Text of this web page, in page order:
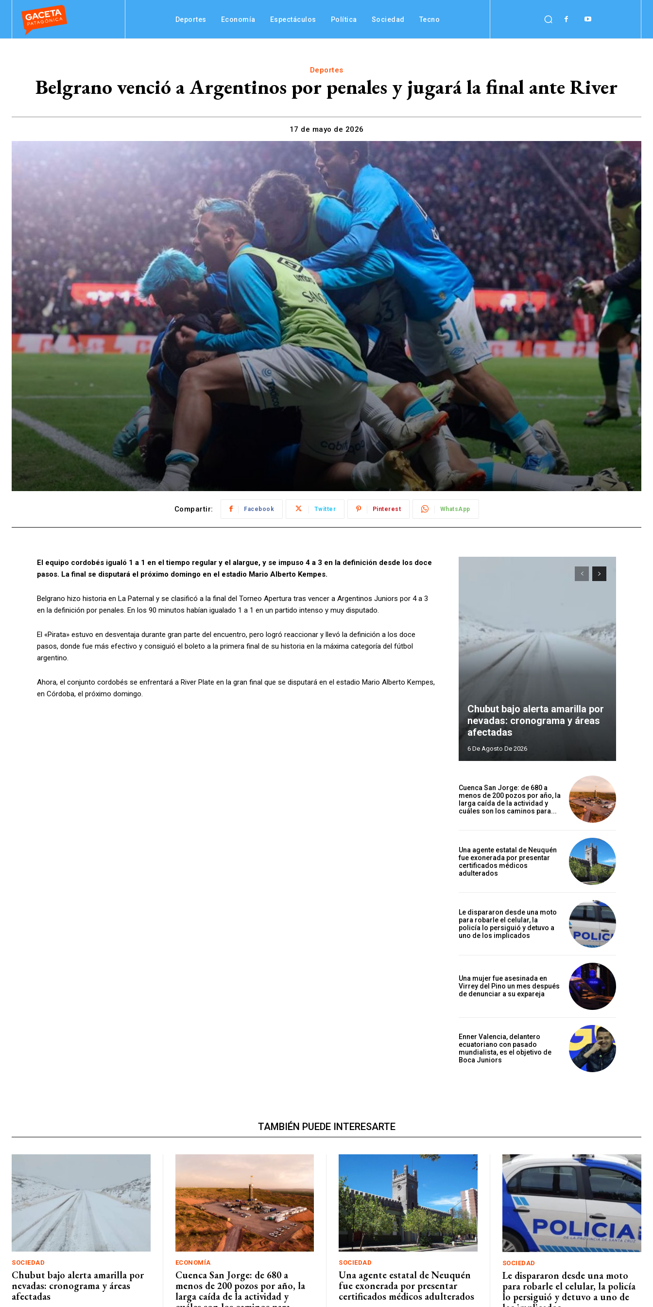
Deportes Economía Espectáculos Política Sociedad Tecno
Deportes
Belgrano venció a Argentinos por penales y jugará la final ante River
17 de mayo de 2026
Compartir: Facebook Twitter Pinterest WhatsApp
El equipo cordobés igualó 1 a 1 en el tiempo regular y el alargue, y se impuso 4 a 3 en la definición desde los doce
pasos. La final se disputará el próximo domingo en el estadio Mario Alberto Kempes.
Belgrano hizo historia en La Paternal y se clasificó a la final del Torneo Apertura tras vencer a Argentinos Juniors por 4 a 3
en la definición por penales. En los 90 minutos habían igualado 1 a 1 en un partido intenso y muy disputado.
El «Pirata» estuvo en desventaja durante gran parte del encuentro, pero logró reaccionar y llevó la definición a los doce
pasos, donde fue más efectivo y consiguió el boleto a la primera final de su historia en la máxima categoría del fútbol
argentino.
Ahora, el conjunto cordobés se enfrentará a River Plate en la gran final que se disputará en el estadio Mario Alberto Kempes,
en Córdoba, el próximo domingo.
Chubut bajo alerta amarilla por
nevadas: cronograma y áreas
afectadas
6 De Agosto De 2026
Cuenca San Jorge: de 680 a
menos de 200 pozos por año, la
larga caída de la actividad y
cuáles son los caminos para...
Una agente estatal de Neuquén
fue exonerada por presentar
certificados médicos
adulterados
Le dispararon desde una moto
para robarle el celular, la
policía lo persiguió y detuvo a
uno de los implicados
Una mujer fue asesinada en
Virrey del Pino un mes después
de denunciar a su expareja
Enner Valencia, delantero
ecuatoriano con pasado
mundialista, es el objetivo de
Boca Juniors
TAMBIÉN PUEDE INTERESARTE
SOCIEDAD
Chubut bajo alerta amarilla por
nevadas: cronograma y áreas
afectadas
ECONOMÍA
Cuenca San Jorge: de 680 a
menos de 200 pozos por año, la
larga caída de la actividad y
SOCIEDAD
Una agente estatal de Neuquén
fue exonerada por presentar
certificados médicos adulterados
SOCIEDAD
Le dispararon desde una moto
para robarle el celular, la policía
lo persiguió y detuvo a uno de